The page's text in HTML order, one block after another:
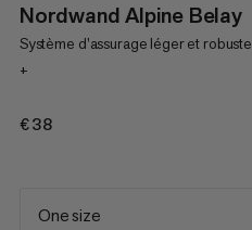
Nordwand Alpine Belay
Système d’assurage léger et robuste
+
€38
One size